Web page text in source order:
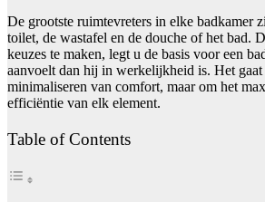
De grootste ruimtevreters in elke badkamer
toilet, de wastafel en de douche of het bad.
keuzes te maken, legt u de basis voor een
aanvoelt dan hij in werkelijkheid is. Het gaat
minimaliseren van comfort, maar om het
efficiëntie van elk element.
Table of Contents